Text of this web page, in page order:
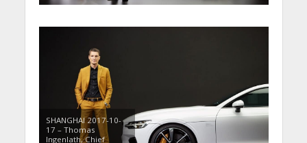
SHANGHAI 2017-10-
17 – Thomas
Ingenlath, Chief